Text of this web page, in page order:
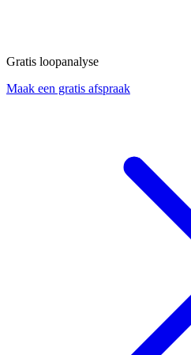
Gratis loopanalyse
Maak een gratis afspraak